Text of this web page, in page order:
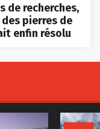
de recherches,
pierres de
enfin résolu